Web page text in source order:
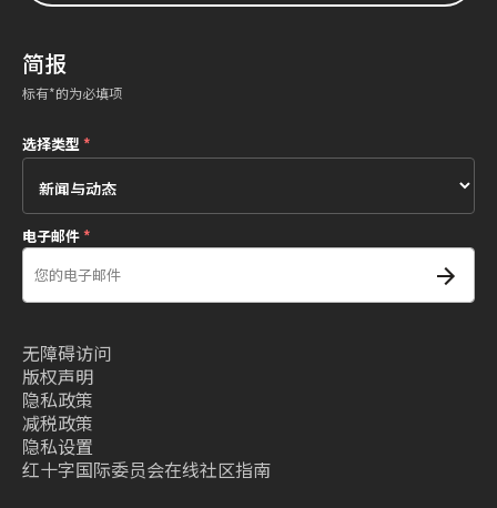
简报
标有*的为必填项
选择类型*
电子邮件*
无障碍访问
版权声明
隐私政策
减税政策
隐私设置
红十字国际委员会在线社区指南